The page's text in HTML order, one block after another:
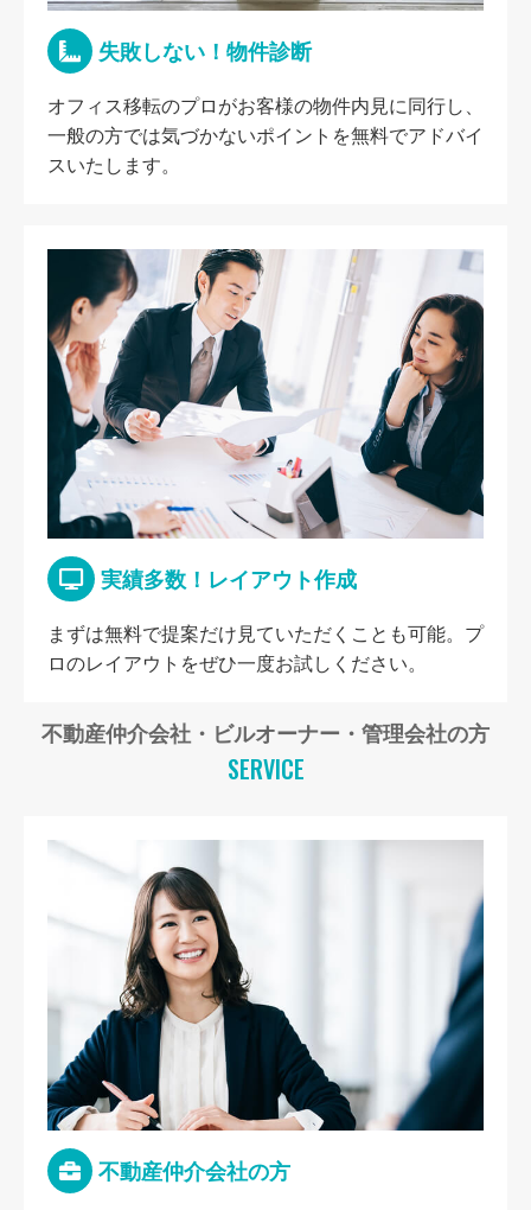
失敗しない！物件診断
オフィス移転のプロがお客様の物件内見に同行し、
一般の方では気づかないポイントを無料でアドバイ
スいたします。
実績多数！レイアウト作成
まずは無料で提案だけ見ていただくことも可能。プ
ロのレイアウトをぜひ一度お試しください。
不動産仲介会社・ビルオーナー・管理会社の方
SERVICE
不動産仲介会社の方